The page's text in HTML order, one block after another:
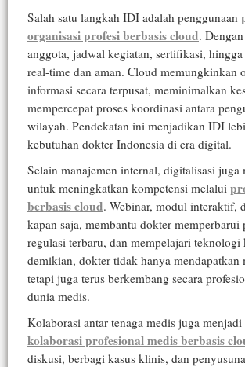
Salah satu langkah IDI adalah penggunaan
organisasi profesi berbasis cloud.
anggota, jadwal kegiatan, sertifikasi,
real-time dan aman. Cloud memungkinkan
informasi secara terpusat, meminimalkan
mempercepat proses koordinasi antara
wilayah. Pendekatan ini menjadikan IDI
kebutuhan dokter Indonesia di era digital.
Selain manajemen internal, digitalisasi
untuk meningkatkan kompetensi melalui
berbasis cloud. Webinar, modul interaktif,
kapan saja, membantu dokter memperbarui
regulasi terbaru, dan mempelajari teknologi
demikian, dokter tidak hanya mendapatkan
tetapi juga terus berkembang secara
dunia medis.
Kolaborasi antar tenaga medis juga
kolaborasi profesional medis berbasis
diskusi, berbagi kasus klinis, dan